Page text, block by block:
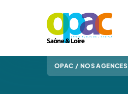
OPAC / NOS AGENCES